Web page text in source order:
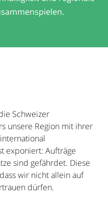
Schweizer
unsere Region mit ihrer
exponiert: Aufträge
sind gefährdet. Diese
wir nicht allein auf
dürfen.